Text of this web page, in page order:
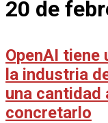
20 de
OpenAI tiene
la industria
una cantidad
concretarlo